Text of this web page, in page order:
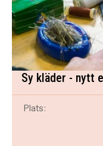
Sy kläder - nytt
Plats: